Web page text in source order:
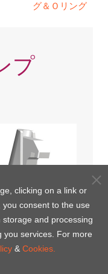
グ＆Ｏリング
プ
clicking on a link or
consent to the use
and processing
you services. For more
& Cookies.